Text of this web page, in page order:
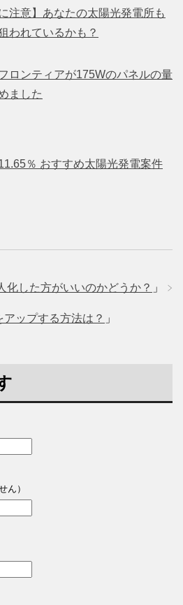
に注意】あなたの太陽光発電所も
われているかも？
ロンティアが175Wのパネルの量
ました
％ おすすめ太陽光発電案件
化した方がいいのかどうか？ 」
ップする方法は？ 」
ん）